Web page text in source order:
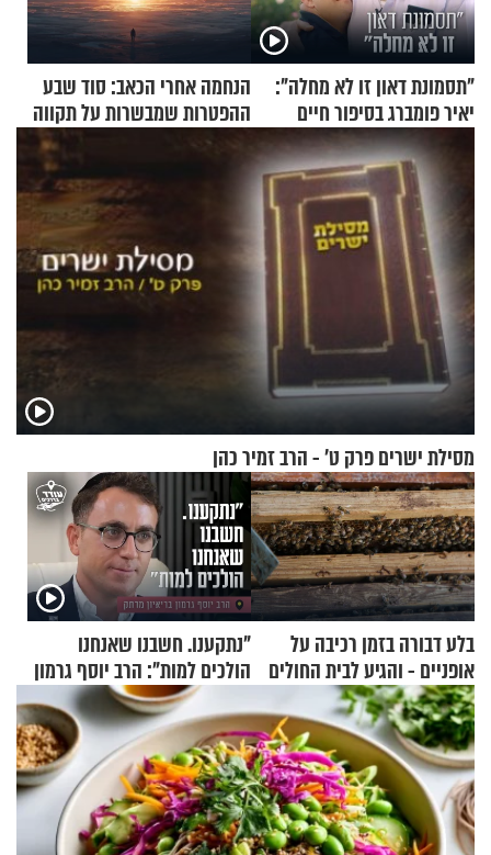
"תסמונת דאון זו לא מחלה":
יאיר פומברג בסיפור חיים
מעורר השראה
הנחמה אחרי הכאב: סוד שבע
ההפטרות שמבשרות על תקווה
וגאולה
מסילת ישרים פרק ט’ - הרב זמיר כהן
בלע דבורה בזמן רכיבה על
אופניים - והגיע לבית החולים
במצב מסכן חיים
"נתקענו. חשבנו שאנחנו
הולכים למות": הרב יוסף גרמון
בריאיון מרתק